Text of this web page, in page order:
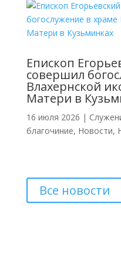
Епископ
совершил
Влахернской
Матери в
16 июля 2026 |
благочиние, Новости,
Все новости